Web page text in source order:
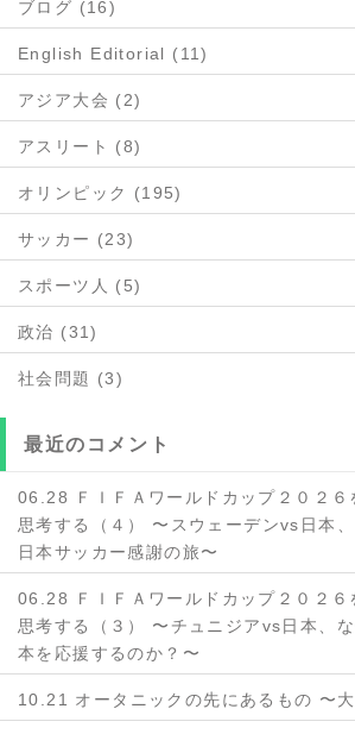
ブログ (16)
English Editorial (11)
アジア大会 (2)
アスリート (8)
オリンピック (195)
サッカー (23)
スポーツ人 (5)
政治 (31)
社会問題 (3)
最近のコメント
06.28 ＦＩＦＡワールドカップ２０２６
思考する（４） 〜スウェーデンvs日本
日本サッカー感謝の旅〜
06.28 ＦＩＦＡワールドカップ２０２６
思考する（３） 〜チュニジアvs日本、
本を応援するのか？〜
10.21 オータニックの先にあるもの 〜